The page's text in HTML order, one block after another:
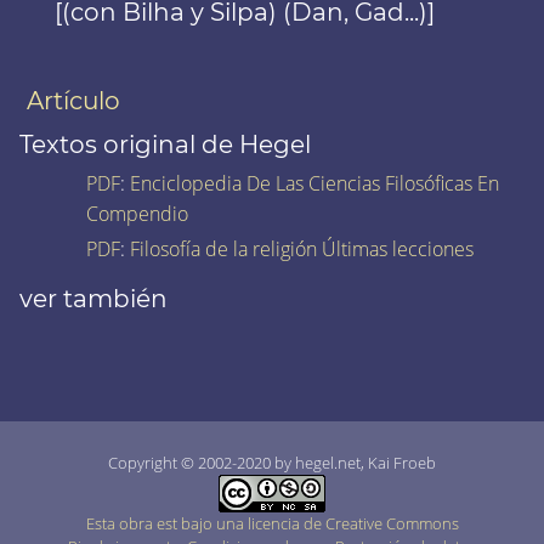
[(con Bilha y Silpa) (Dan, Gad...)]
Artículo
Textos original de Hegel
PDF: Enciclopedia De Las Ciencias Filosóficas En
Compendio
PDF: Filosofía de la religión Últimas lecciones
ver también
Copyright © 2002-2020 by hegel.net, Kai Froeb
Esta obra est bajo una licencia de Creative Commons